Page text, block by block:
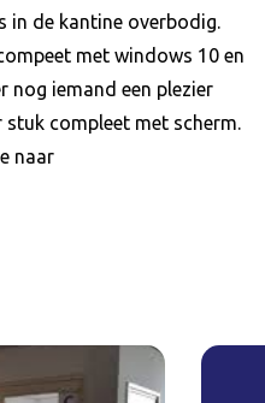
in de kantine overbodig.
met windows 10 en
nog iemand een plezier
stuk compleet met scherm.
naar